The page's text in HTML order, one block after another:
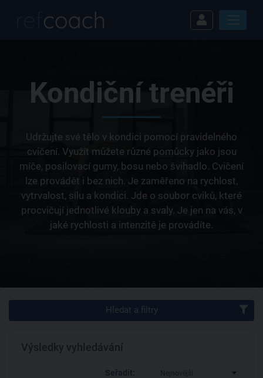
Kondiční trenéři
Udržujte své tělo v kondici pomocí pravidelného
cvičení. Využít můžete různé pomůcky jako jsou
míče, posilovací gumy, bosu nebo švihadlo. Cvičení
lze provádět i bez nich. Je zaměřeno na rychlost,
vytrvalost, sílu a kondici. Jde o soubor cviků, které
procvičují jednotlivé klouby a svaly. Je jen na vás, v
jaké rychlosti a intenzitě je provádíte.
Hledat a filtry
Výsledky vyhledávání
Seřadit: Nejnovější